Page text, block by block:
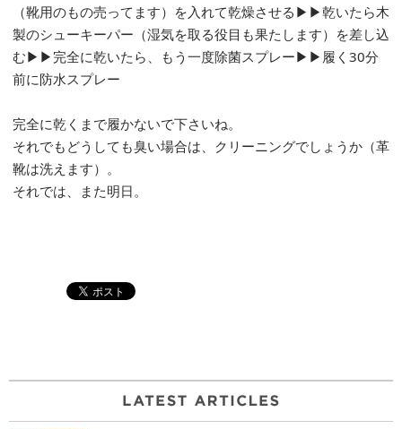
（靴用のもの売ってます）を入れて乾燥させる▶▶乾いたら木
製のシューキーパー（湿気を取る役目も果たします）を差し込
む▶▶完全に乾いたら、もう一度除菌スプレー▶▶履く30分
前に防水スプレー
完全に乾くまで履かないで下さいね。
それでもどうしても臭い場合は、クリーニングでしょうか（革
靴は洗えます）。
それでは、また明日。